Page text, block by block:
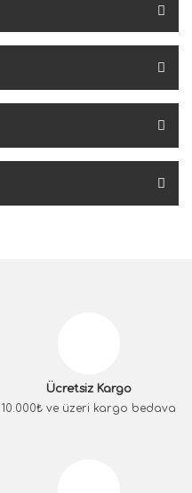
Ücretsiz Kargo
10.000₺ ve üzeri kargo bedava